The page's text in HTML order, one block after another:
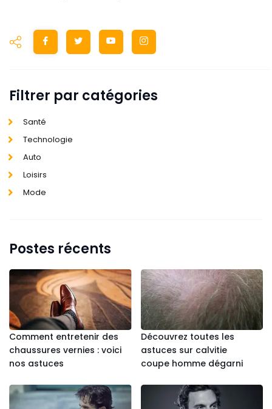
Filtrer par catégories
Santé
Technologie
Auto
Loisirs
Mode
Postes récents
Comment entretenir des
chaussures vernies : voici
nos astuces
Découvrez toutes les
astuces sur calvitie
coupe homme dégarni